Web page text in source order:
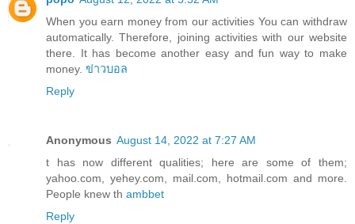
When you earn money from our activities You can withdraw
automatically. Therefore, joining activities with our website
there. It has become another easy and fun way to make
money. ข่าวบอล
Reply
Anonymous August 14, 2022 at 7:27 AM
t has now different qualities; here are some of them;
yahoo.com, yehey.com, mail.com, hotmail.com and more.
People knew th ambbet
Reply